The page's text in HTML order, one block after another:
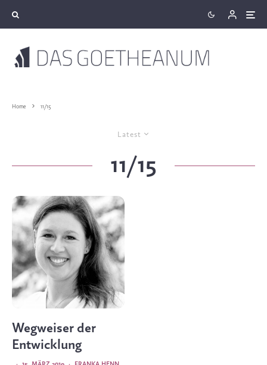
Home 11/15
Latest
11/15
Wegweiser der
Entwicklung